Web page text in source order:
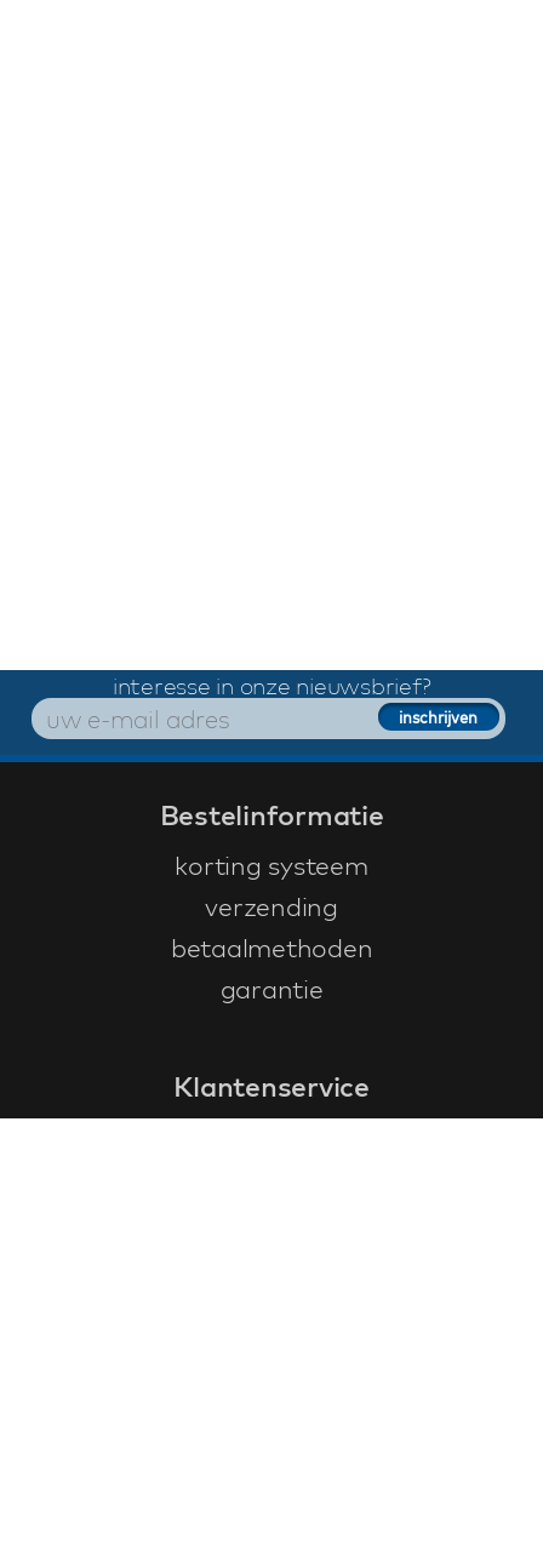
interesse in onze nieuwsbrief?
Bestelinformatie
korting systeem
verzending
betaalmethoden
garantie
Klantenservice